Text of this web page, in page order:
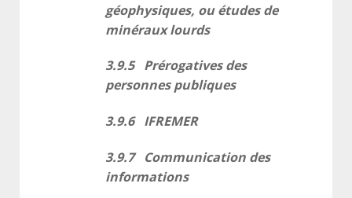
géophysiques, ou études de
minéraux lourds
3.9.5 Prérogatives des
personnes publiques
3.9.6 IFREMER
3.9.7 Communication des
informations